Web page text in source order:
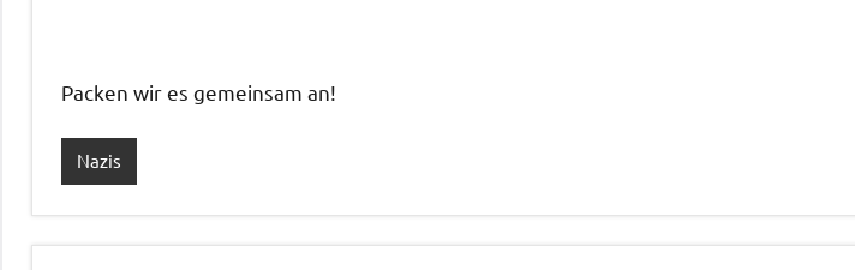
Packen wir es gemeinsam an!
Nazis